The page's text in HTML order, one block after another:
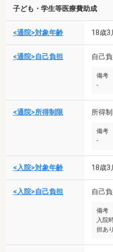
子ども・学生等医療費助成
<通院>対象年齢 18歳3
<通院>自己負担 自己
備考
-
<通院>所得制限 所得
備考
-
<入院>対象年齢 18歳3
<入院>自己負担 自己
備考
入院
担あり